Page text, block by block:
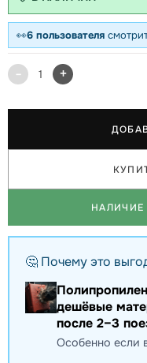
👀6 пользователя
- 1 +
🤔 Почему это
дешёвые
после 2–3
Особенно если